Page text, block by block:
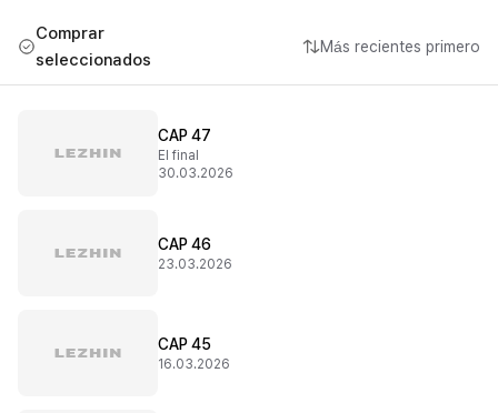
Comprar
seleccionados
Más recientes primero
CAP 47
El final
30.03.2026
CAP 46
23.03.2026
CAP 45
16.03.2026